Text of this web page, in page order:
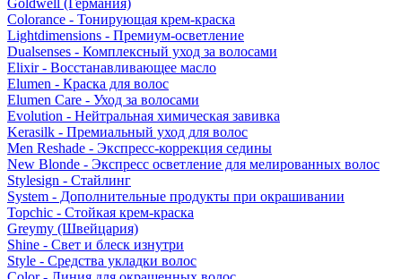
Goldwell (Германия)
Colorance - Тонирующая крем-краска
Lightdimensions - Премиум-осветление
Dualsenses - Комплексный уход за волосами
Elixir - Восстанавливающее масло
Elumen - Краска для волос
Elumen Care - Уход за волосами
Evolution - Нейтральная химическая завивка
Kerasilk - Премиальный уход для волос
Men Reshade - Экспресс-коррекция седины
New Blonde - Экспресс осветление для мелированных волос
Stylesign - Стайлинг
System - Дополнительные продукты при окрашивании
Topchic - Стойкая крем-краска
Greymy (Швейцария)
Shine - Свет и блеск изнутри
Style - Средства укладки волос